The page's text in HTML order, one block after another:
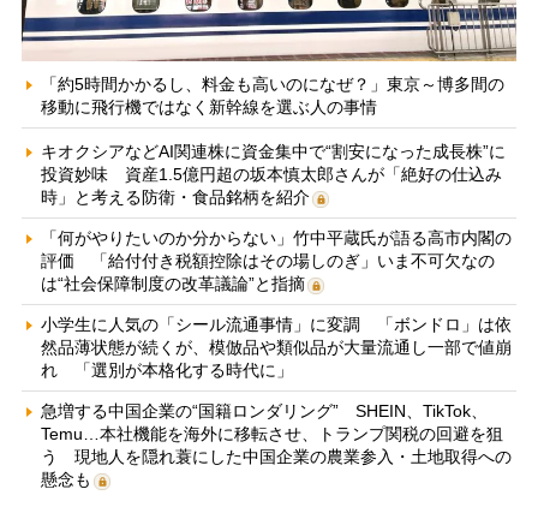
「約5時間かかるし、料金も高いのになぜ？」東京～博多間の
移動に飛行機ではなく新幹線を選ぶ人の事情
キオクシアなどAI関連株に資金集中で“割安になった成長株”に
投資妙味 資産1.5億円超の坂本慎太郎さんが「絶好の仕込み
時」と考える防衛・食品銘柄を紹介
「何がやりたいのか分からない」竹中平蔵氏が語る高市内閣の
評価 「給付付き税額控除はその場しのぎ」いま不可欠なの
は“社会保障制度の改革議論”と指摘
小学生に人気の「シール流通事情」に変調 「ボンドロ」は依
然品薄状態が続くが、模倣品や類似品が大量流通し一部で値崩
れ 「選別が本格化する時代に」
急増する中国企業の“国籍ロンダリング” SHEIN、TikTok、
Temu…本社機能を海外に移転させ、トランプ関税の回避を狙
う 現地人を隠れ蓑にした中国企業の農業参入・土地取得への
懸念も